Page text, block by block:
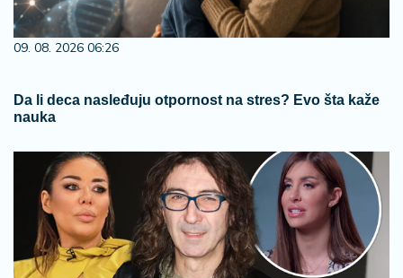
09. 08. 2026 06:26
Da li deca nasleđuju otpornost na stres? Evo šta kaže
nauka